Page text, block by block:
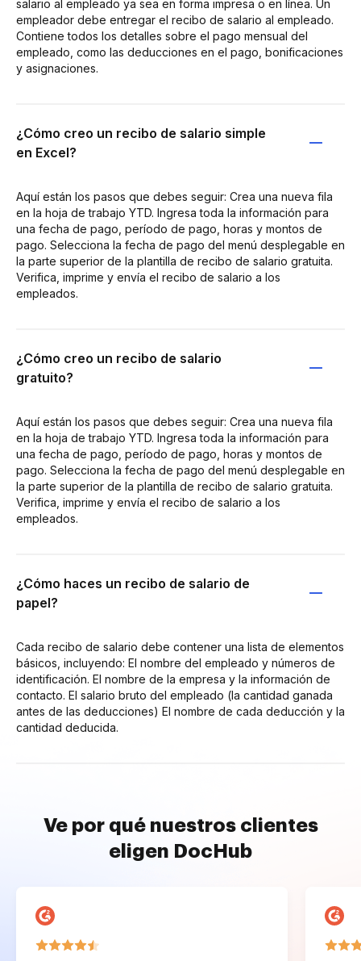
salario al empleado ya sea en forma impresa o en línea. Un
empleador debe entregar el recibo de salario al empleado.
Contiene todos los detalles sobre el pago mensual del
empleado, como las deducciones en el pago, bonificaciones
y asignaciones.
¿Cómo creo un recibo de salario simple
en Excel?
Aquí están los pasos que debes seguir: Crea una nueva fila
en la hoja de trabajo YTD. Ingresa toda la información para
una fecha de pago, período de pago, horas y montos de
pago. Selecciona la fecha de pago del menú desplegable en
la parte superior de la plantilla de recibo de salario gratuita.
Verifica, imprime y envía el recibo de salario a los
empleados.
¿Cómo creo un recibo de salario
gratuito?
Aquí están los pasos que debes seguir: Crea una nueva fila
en la hoja de trabajo YTD. Ingresa toda la información para
una fecha de pago, período de pago, horas y montos de
pago. Selecciona la fecha de pago del menú desplegable en
la parte superior de la plantilla de recibo de salario gratuita.
Verifica, imprime y envía el recibo de salario a los
empleados.
¿Cómo haces un recibo de salario de
papel?
Cada recibo de salario debe contener una lista de elementos
básicos, incluyendo: El nombre del empleado y números de
identificación. El nombre de la empresa y la información de
contacto. El salario bruto del empleado (la cantidad ganada
antes de las deducciones) El nombre de cada deducción y la
cantidad deducida.
Ve por qué nuestros clientes
eligen DocHub